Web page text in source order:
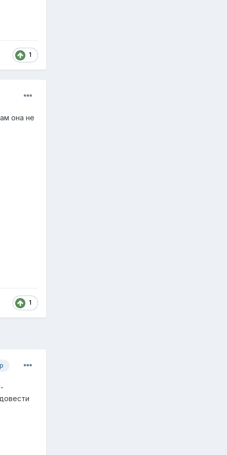
1
она не
1